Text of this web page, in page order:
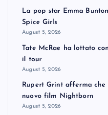
La pop star Emma
Spice Girls
August 5, 2026
Tate McRae ha lottato
il tour
August 5, 2026
Rupert Grint afferma che
nuovo film Nightborn
August 5, 2026